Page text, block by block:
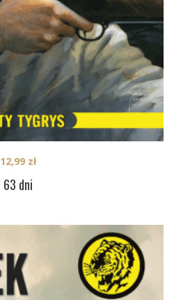
63 dni
12,99 zł